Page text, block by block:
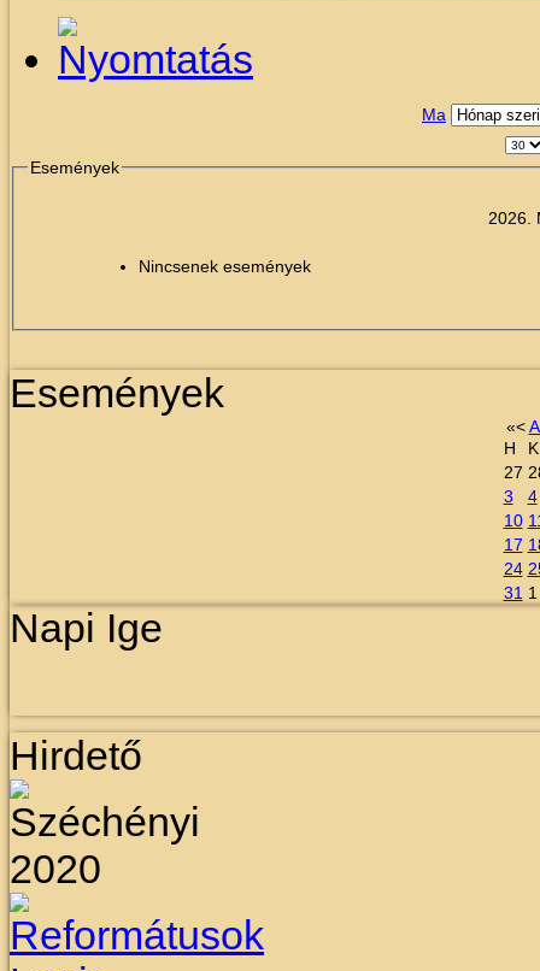
Ma
Események
2026.
Nincsenek események
Események
«<
H
K
27
3
4
10
17
24
31 1
Napi Ige
Hirdető